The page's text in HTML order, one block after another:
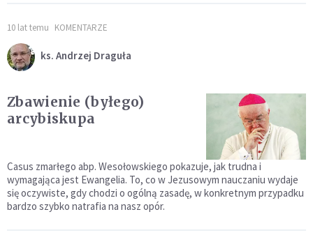
10 lat temu KOMENTARZE
ks. Andrzej Draguła
Zbawienie (byłego)
arcybiskupa
Casus zmarłego abp. Wesołowskiego pokazuje, jak trudna i
wymagająca jest Ewangelia. To, co w Jezusowym nauczaniu wydaje
się oczywiste, gdy chodzi o ogólną zasadę, w konkretnym przypadku
bardzo szybko natrafia na nasz opór.